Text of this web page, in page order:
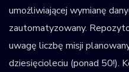
umożliwiającej wymianę
zautomatyzowany.
uwagę liczbę misji
dziesięcioleciu (ponad 50!).